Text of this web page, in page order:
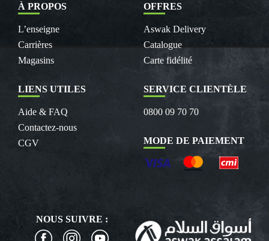
À PROPOS
L’enseigne
Carrières
Magasins
OFFRES
Aswak Delivery
Catalogue
Carte fidélité
LIENS UTILES
Aide & FAQ
Contactez-nous
CGV
SERVICE CLIENTÈLE
0800 09 70 70
MODE DE PAIEMENT
NOUS SUIVRE :